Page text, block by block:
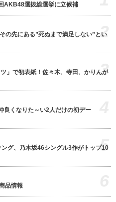
AKB48選抜総選挙に立候補
の先にある”死ぬまで満足しない”とい
2
」で初表紙！佐々木、寺田、かりんが
3
良くなりた～い2人だけの初デー
グ、乃木坂46シングル3作がトップ10
5
品情報